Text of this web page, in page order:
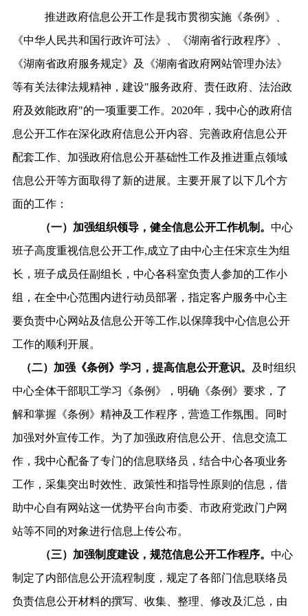
推进政府信息公开工作是我市贯彻实施《条例》、
《中华人民共和国行政许可法》、《湖南省行政程序》、
《湖南省政府服务规定》及《湖南省政府网站管理办法》
等有关法律法规精神，建设"服务政府、责任政府、法治政
府及效能政府"的一项重要工作。2020年，我中心的政府信
息公开工作在深化政府信息公开内容、完善政府信息公开
配套工作、加强政府信息公开基础性工作及推进重点领域
信息公开等方面取得了新的进展。主要开展了以下几个方
面的工作：
（一）加强组织领导，健全信息公开工作机制。中心
班子高度重视信息公开工作,成立了由中心主任宋京生为组
长，班子成员任副组长，中心各科室负责人参加的工作小
组，在全中心范围内进行动员部署，指定客户服务中心主
要负责中心网站及信息公开等工作,以保障我中心信息公开
工作的顺利开展。
（二）加强《条例》学习，提高信息公开意识。
及时组织
中心全体干部职工学习《条例》，明确《条例》要求，了
解和掌握《条例》精神及工作程序，营造工作氛围。同时
加强对外宣传工作。为了加强政府信息公开、信息交流工
作，我中心配备了专门的信息联络员，结合中心各项业务
工作，采集突出时效性、政策性和指导性原则的信息，借
助中心自有网站这一优势平台向市委、市政府党政门户网
站等不同的对象进行信息上传公布。
（三）加强制度建设，规范信息公开工作程序。中心
制定了内部信息公开流程制度，规定了各部门信息联络员
负责信息公开材料的撰写、收集、整理、修改及汇总，由